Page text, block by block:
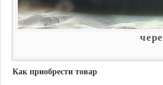
Как приобрести товар